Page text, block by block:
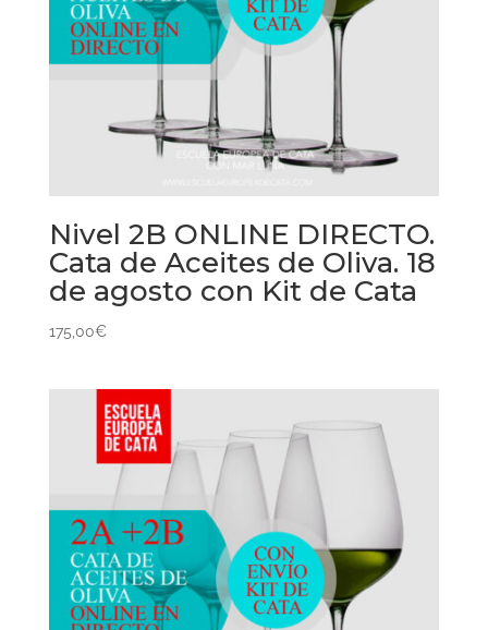
Nivel 2B ONLINE DIRECTO.
Cata de Aceites de Oliva. 18
de agosto con Kit de Cata
175,00€